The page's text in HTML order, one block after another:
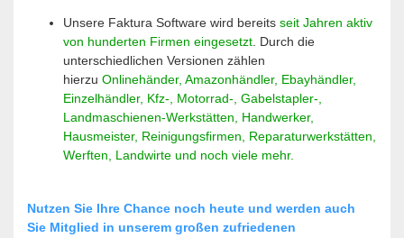
Unsere Faktura Software wird bereits seit Jahren aktiv
von hunderten Firmen eingesetzt. Durch die
unterschiedlichen Versionen zählen
hierzu Onlinehänder, Amazonhändler, Ebayhändler,
Einzelhändler, Kfz-, Motorrad-, Gabelstapler-,
Landmaschienen-Werkstätten, Handwerker,
Hausmeister, Reinigungsfirmen, Reparaturwerkstätten,
Werften, Landwirte und noch viele mehr.
Nutzen Sie Ihre Chance noch heute und werden auch
Sie Mitglied in unserem großen zufriedenen